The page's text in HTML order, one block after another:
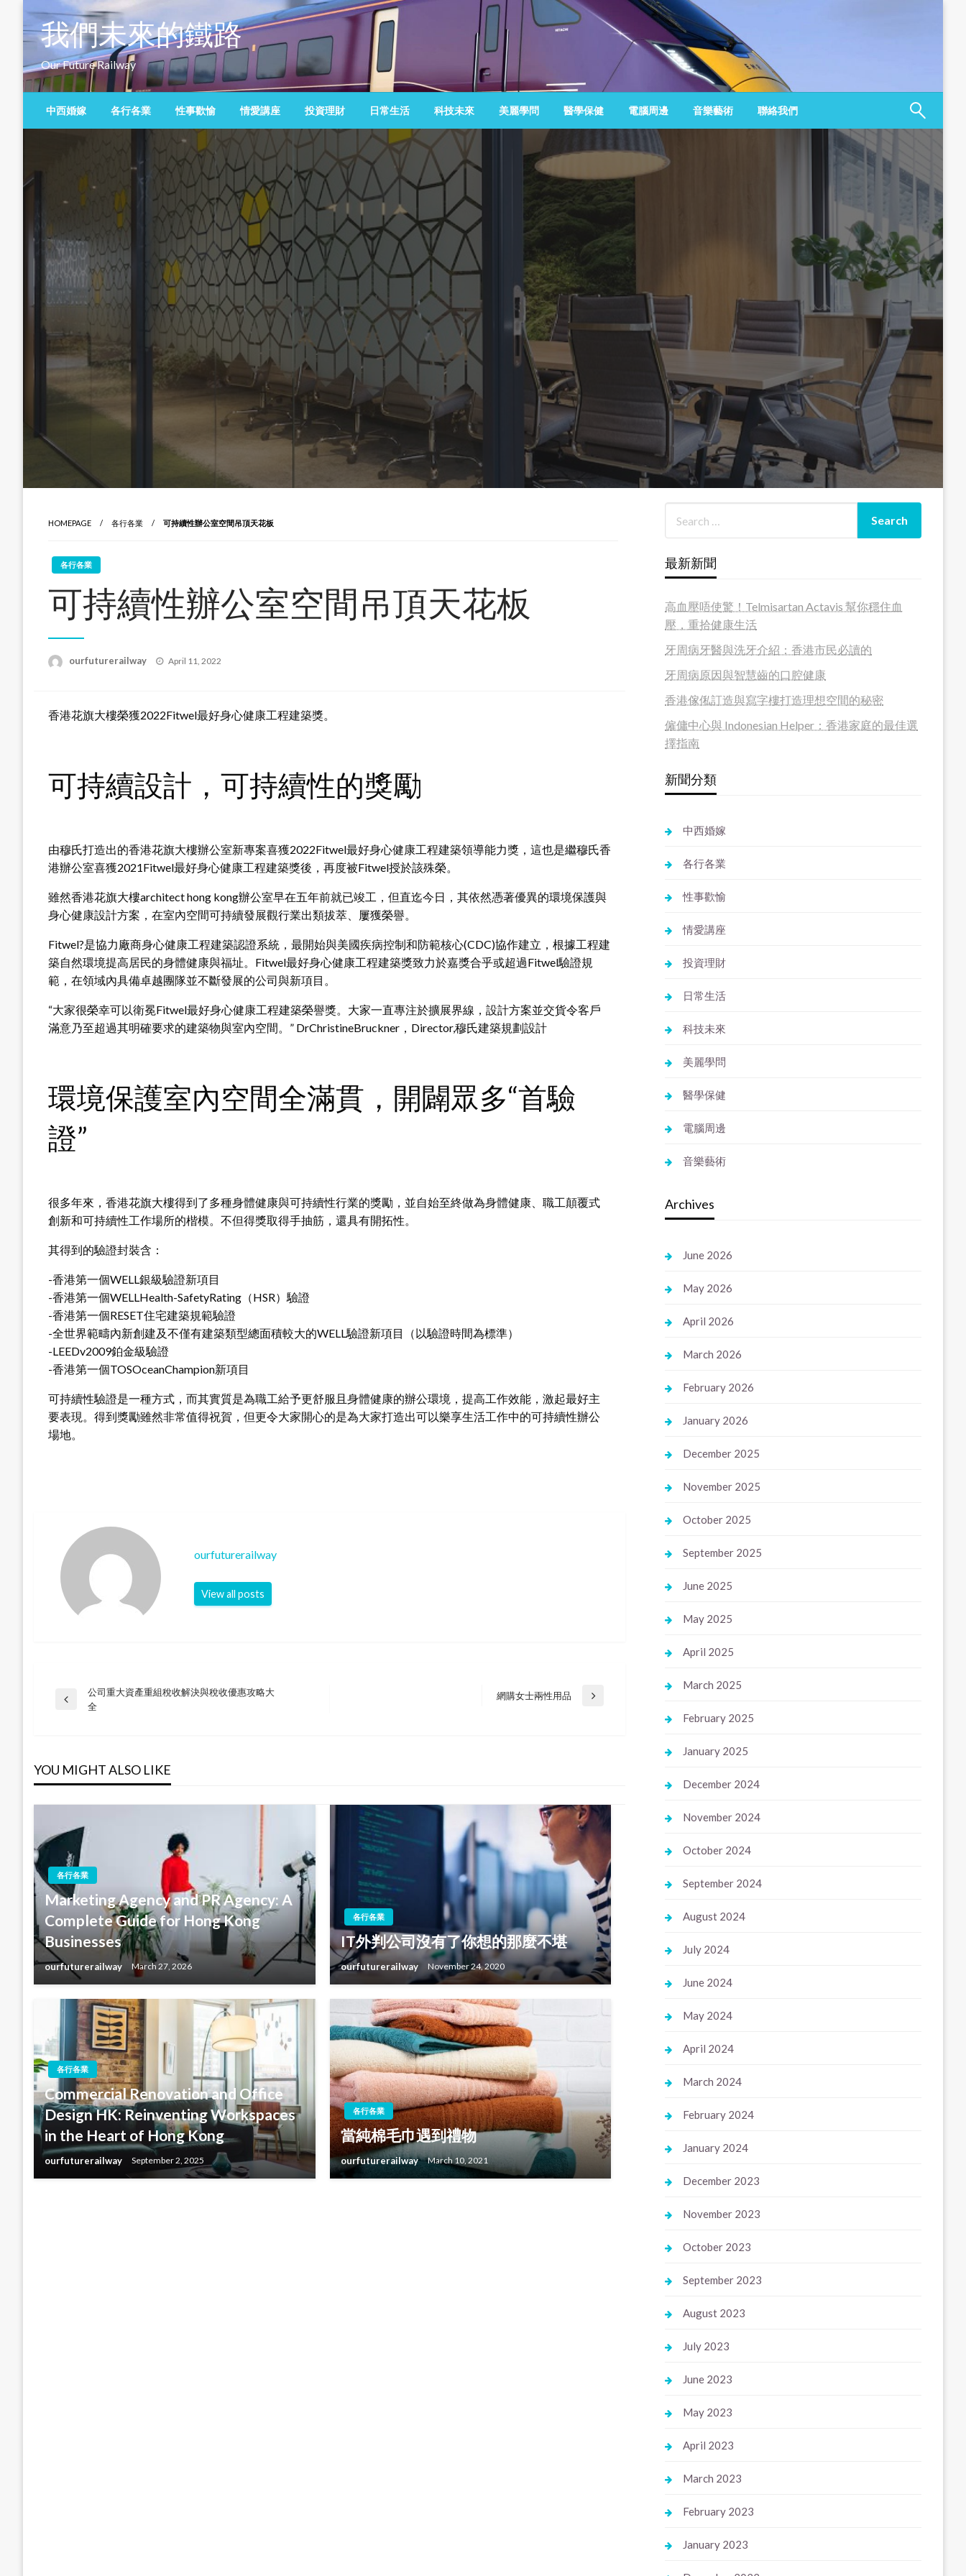
content
我們未來的鐵路
Our Future Railway
中西婚嫁 各行各業 性事歡愉 情愛講座 投資理財 日常生活 科技未來 美麗學問 醫學保健 電腦周邊 音樂藝術 聯絡我們
HOMEPAGE 各行各業 可持續性辦公室空間吊頂天花板
各行各業
可持續性辦公室空間吊頂天花板
ourfuturerailway
Posted
April 11, 2022
香港花旗大樓榮獲2022Fitwel最好身心健康工程建築獎。
可持續設計，可持續性的獎勵
由穆氏打造出的香港花旗大樓辦公室新專案喜獲2022Fitwel最好身心健康工程建築領導能力獎，這也是繼穆氏香
港辦公室喜獲2021Fitwel最好身心健康工程建築獎後，再度被Fitwel授於該殊榮。
雖然香港花旗大樓architect hong kong辦公室早在五年前就已竣工，但直迄今日，其依然憑著優異的環境保護與
身心健康設計方案，在室內空間可持續發展觀行業出類拔萃、屢獲榮譽。
Fitwel?是協力廠商身心健康工程建築認證系統，最開始與美國疾病控制和防範核心(CDC)協作建立，根據工程建
築自然環境提高居民的身體健康與福址。Fitwel最好身心健康工程建築獎致力於嘉獎合乎或超過Fitwel驗證規
範，在領域內具備卓越團隊並不斷發展的公司與新項目。
“大家很榮幸可以衛冕Fitwel最好身心健康工程建築榮譽獎。大家一直專注於擴展界線，設計方案並交貨令客戶
滿意乃至超過其明確要求的建築物與室內空間。” DrChristineBruckner，Director,穆氏建築規劃設計
環境保護室內空間全滿貫，開闢眾多“首驗
證”
很多年來，香港花旗大樓得到了多種身體健康與可持續性行業的獎勵，並自始至終做為身體健康、職工顛覆式
創新和可持續性工作場所的楷模。不但得獎取得手抽筋，還具有開拓性。
其得到的驗證封裝含：
-香港第一個WELL銀級驗證新項目
-香港第一個WELLHealth-SafetyRating（HSR）驗證
-香港第一個RESET住宅建築規範驗證
-全世界範疇內新創建及不僅有建築類型總面積較大的WELL驗證新項目（以驗證時間為標準）
-LEEDv2009鉑金級驗證
-香港第一個TOSOceanChampion新項目
可持續性驗證是一種方式，而其實質是為職工給予更舒服且身體健康的辦公環境，提高工作效能，激起最好主
要表現。得到獎勵雖然非常值得祝賀，但更令大家開心的是為大家打造出可以樂享生活工作中的可持續性辦公
場地。
ourfuturerailway
View all posts
Post
Previous
公司重大資產重組稅收解決與稅收優惠攻略大
全
Next
網購女士兩性用品
YOU MIGHT ALSO LIKE
各行各業
Marketing Agency and PR Agency: A
Complete Guide for Hong Kong
Businesses
ourfuturerailway March 27, 2026
各行各業
IT外判公司沒有了你想的那麼不堪
ourfuturerailway November 24, 2020
各行各業
Commercial Renovation and Office
Design HK: Reinventing Workspaces
in the Heart of Hong Kong
ourfuturerailway September 2, 2025
各行各業
當純棉毛巾遇到禮物
ourfuturerailway March 10, 2021
最新新聞
高血壓唔使驚！Telmisartan Actavis 幫你穩住血
壓，重拾健康生活
牙周病牙醫與洗牙介紹：香港市民必讀的
牙周病原因與智慧齒的口腔健康
香港傢俬訂造與寫字樓打造理想空間的秘密
僱傭中心與 Indonesian Helper：香港家庭的最佳選
擇指南
新聞分類
中西婚嫁
各行各業
性事歡愉
情愛講座
投資理財
日常生活
科技未來
美麗學問
醫學保健
電腦周邊
音樂藝術
Archives
June 2026
May 2026
April 2026
March 2026
February 2026
January 2026
December 2025
November 2025
October 2025
September 2025
June 2025
May 2025
April 2025
March 2025
February 2025
January 2025
December 2024
November 2024
October 2024
September 2024
August 2024
July 2024
June 2024
May 2024
April 2024
March 2024
February 2024
January 2024
December 2023
November 2023
October 2023
September 2023
August 2023
July 2023
June 2023
May 2023
April 2023
March 2023
February 2023
January 2023